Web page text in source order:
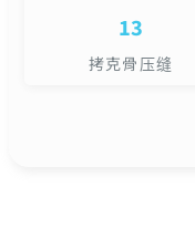
13
拷克骨压缝